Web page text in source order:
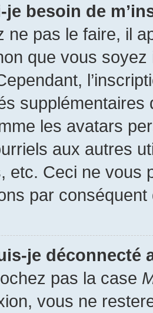
je besoin de
ne pas le faire, il
que vous
les avatars
aux autres
etc. Ceci ne vous
par conséquent
je déconnecté
pas la case
vous ne